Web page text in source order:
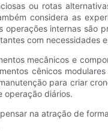
ou rotas
considera as
internas são
com necessidades
mecânicos e
cênicos
para criar
operação diários.
na atração de